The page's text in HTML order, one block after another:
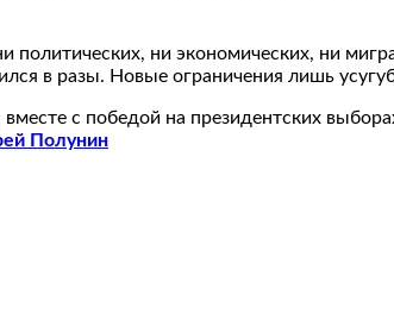
ни экономических, ни
в разы. Новые ограничения лишь
с победой на президентских
Полунин